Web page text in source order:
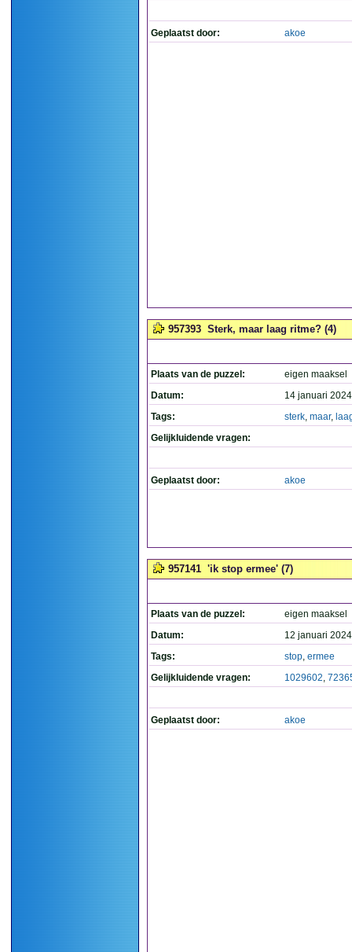
Geplaatst door: akoe
957393 Sterk, maar laag ritme? (4)
Plaats van de puzzel:
eigen maaksel
Datum:
14 januari
Tags:
sterk, maar,
Gelijkluidende vragen:
Geplaatst door: akoe
957141 'ik stop ermee' (7)
Plaats van de puzzel:
eigen maaksel
Datum:
12 januari
Tags:
stop, ermee
Gelijkluidende vragen:
1029602,
Geplaatst door: akoe